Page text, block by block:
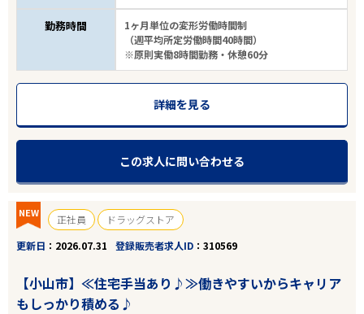
勤務時間
1ヶ月単位の変形労働時間制
（週平均所定労働時間40時間）
※原則実働8時間勤務・休憩60分
詳細を見る
この求人に問い合わせる
NEW 正社員
ドラッグストア
更新日
2026.07.31 登録販売者求人ID 310569
【小山市】≪住宅手当あり♪≫働きやすいからキャリア
もしっかり積める♪